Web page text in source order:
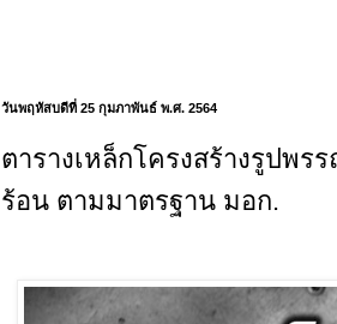
วันพฤหัสบดีที่ 25 กุมภาพันธ์ พ.ศ. 2564
ตารางเหล็กโครงสร้างรูปพ
ร้อน ตามมาตรฐาน มอก.